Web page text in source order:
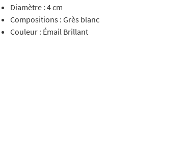
Diamètre : 4 cm
Compositions : Grès blanc
Couleur : Émail Brillant